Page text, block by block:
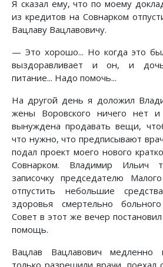
Я сказал ему, что по моему
из кредитов на Совнарком
Вацлаву Вацлавовичу.
— Это хорошо... Но когда это
выздоравливает и он, и
питание... Надо помочь...
На другой день я доложил
жены Воровского ничего нет
вынуждена продавать вещи,
что нужно, что предписывают
подал проект моего нового
Совнарком. Владимир Ильич
записочку председателю
отпустить небольшие
здоровья смертельно
Совет в этот же вечер
помощь.
Вацлав Вацлавович медленно
только разрешили врачи,